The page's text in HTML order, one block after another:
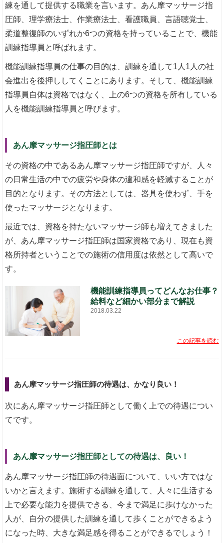
練を通して提供する職業を言います。あん摩マッサージ指
圧師、理学療法士、作業療法士、看護職員、言語聴覚士、
柔道整復師のいずれか6つの資格を持っていることで、機能
訓練指導員と呼ばれます。
機能訓練指導員の仕事の目的は、訓練を通して1人1人の社
会進出を後押ししてくことにあります。そして、機能訓練
指導員自体は資格ではなく、上の6つの資格を所有している
人を機能訓練指導員と呼びます。
あん摩マッサージ指圧師とは
その資格の中であるあん摩マッサージ指圧師ですが、人々
の日常生活の中での疲労や身体の違和感を軽減することが
目的となります。その方法としては、器具を使わず、手を
使ったマッサージとなります。
最近では、資格を持たないマッサージ師も増えてきました
が、あん摩マッサージ指圧師は国家資格であり、現在も資
格所持者ということでの施術の信用度は依然として高いで
す。
機能訓練指導員ってどんなお仕事？
給料など細かい部分まで解説
2018.03.22
この記事を読む
あん摩マッサージ指圧師の待遇は、かなり良い！
次にあん摩マッサージ指圧師として働く上での待遇につい
てです。
あん摩マッサージ指圧師としての待遇は、良い！
あん摩マッサージ指圧師の待遇面について、いい方ではな
いかと言えます。施術する訓練を通して、人々に生活する
上で必要な能力を提供できる、今まで満足に歩けなかった
人が、自分の提供した訓練を通して歩くことができるよう
になった時、大きな満足感を得ることができるでしょう！